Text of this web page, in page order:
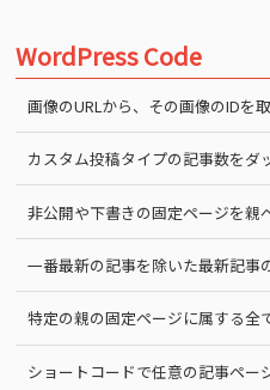
WordPress Code
画像のURLから、その画像のIDを
カスタム投稿タイプの記事数をダ
非公開や下書きの固定ページを親
一番最新の記事を除いた最新記事
特定の親の固定ページに属する全
ショートコードで任意の記事ペー